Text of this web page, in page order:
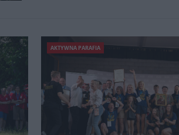
AKTYWNA PARAFIA